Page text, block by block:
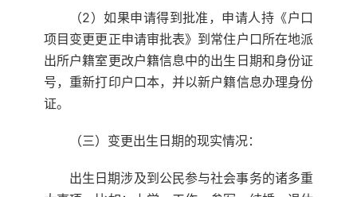
（2）如果申请得到批准，申请人持《户口
项目变更更正申请审批表》到常住户口所在地派
出所户籍室更改户籍信息中的出生日期和身份证
号，重新打印户口本，并以新户籍信息办理身份
证。
（三）变更出生日期的现实情况：
出生日期涉及到公民参与社会事务的诸多重